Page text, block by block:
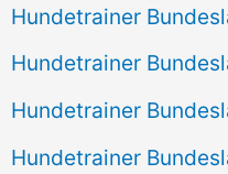
Hundetrainer
Hundetrainer
Hundetrainer
Hundetrainer